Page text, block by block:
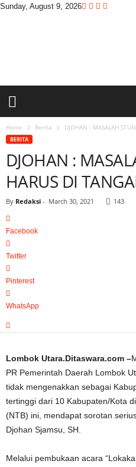
Sunday, August 9, 2026
w
Home Berita DJOHAN : MASALAH
BERITA
DJOHAN :
HARUS DI
By Redaksi - March 30, 2021 143
Facebook
Twitter
Pinterest
WhatsApp
Lombok Utara.Ditaswara.com –
PR Pemerintah Daerah Lombok
tidak mengenakkan sebagai
tertinggi dari 10 Kabupaten/Kota
(NTB) ini, mendapat sorotan
Djohan Sjamsu, SH.
Melalui pembukaan acara